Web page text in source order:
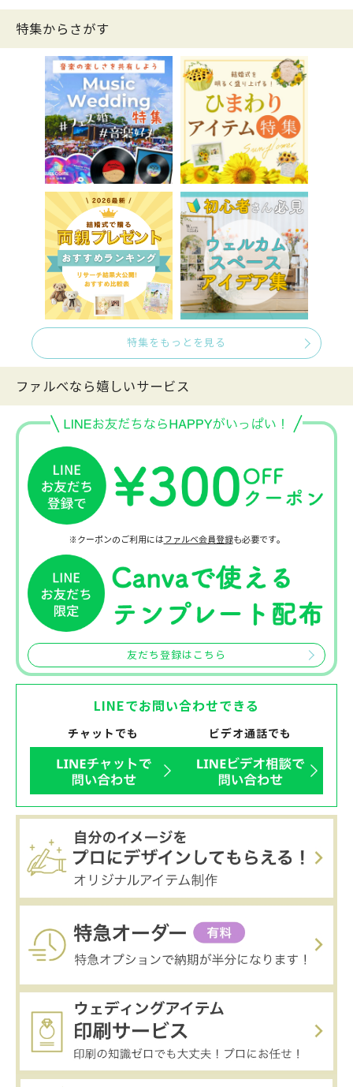
特集からさがす
特集をもっとを見る
ファルべなら嬉しいサービス
※クーポンのご利用にはファルベ会員登録も必要です。
友だち登録はこちら
LINEでお問い合わせできる
チャットでも ビデオ通話でも